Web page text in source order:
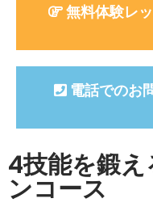
無料体験レ
電話でのお
4技能を鍛
ンコース